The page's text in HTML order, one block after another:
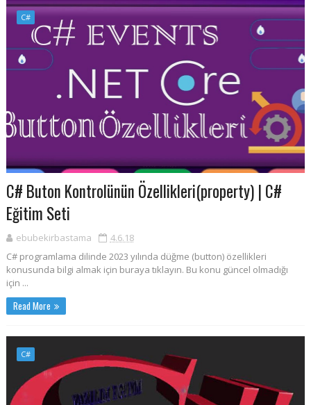
C#
C# Buton Kontrolünün Özellikleri(property) | C#
Eğitim Seti
ebubekirbastama
4.6.18
C# programlama dilinde 2023 yılında düğme (button) özellikleri
konusunda bilgi almak için buraya tıklayın. Bu konu güncel olmadığı
için ...
Read More
C#